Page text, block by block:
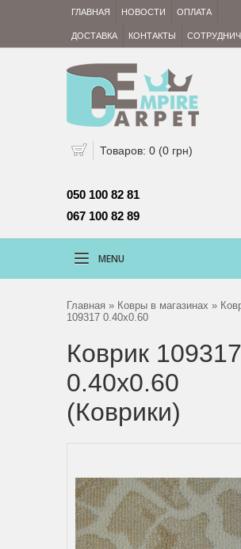
ГЛАВНАЯ НОВОСТИ ОПЛАТА
ДОСТАВКА КОНТАКТЫ
Товаров: 0 (0 грн)
050 100 82 81
067 100 82 89
MENU
Главная » Ковры в магазинах »
109317 0.40x0.60
Коврик 109317
0.40x0.60
(Коврики)